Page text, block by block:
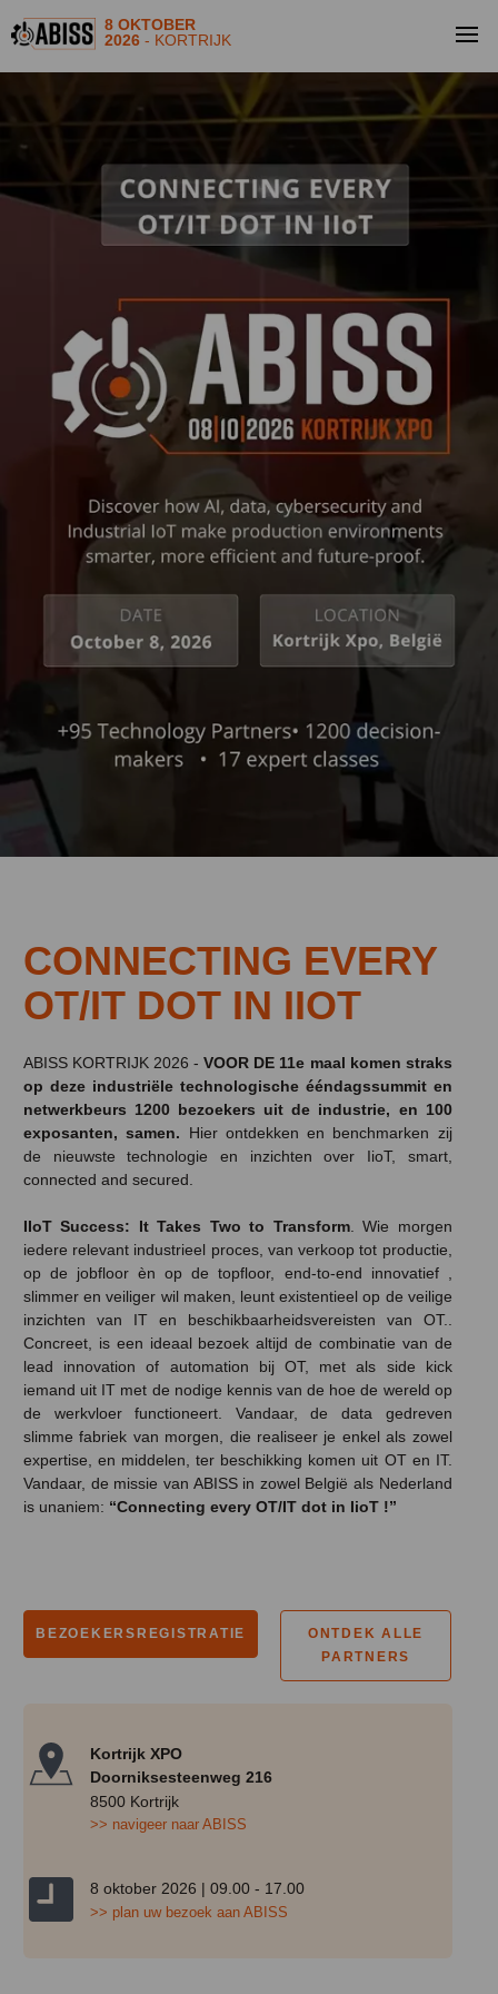
8 OKTOBER
2026- KORTRIJK
CONNECTING EVERY
OT/IT DOT IN IIOT
ABISS KORTRIJK 2026 -VOOR DE 11e maal komen straks
op deze industriële technologische ééndagssummit en
netwerkbeurs 1200 bezoekers uit de industrie, en 100
exposanten, samen. Hier ontdekken en benchmarken zij
de nieuwste technologie en inzichten over IioT, smart,
connected and secured.
IIoT Success: It Takes Two to Transform. Wie morgen
iedere relevant industrieel proces, van verkoop tot productie,
op de jobfloor èn op de topfloor, end-to-end innovatief ,
slimmer en veiliger wil maken, leunt existentieel op de veilige
inzichten van IT en beschikbaarheidsvereisten van OT..
Concreet, is een ideaal bezoek altijd de combinatie van de
lead innovation of automation bij OT, met als side kick
iemand uit IT met de nodige kennis van de hoe de wereld op
de werkvloer functioneert. Vandaar, de data gedreven
slimme fabriek van morgen, die realiseer je enkel als zowel
expertise, en middelen, ter beschikking komen uit OT en IT.
Vandaar, de missie van ABISS in zowel België als Nederland
is unaniem: “Connecting every OT/IT dot in IioT !”
BEZOEKERSREGISTRATIE
ONTDEK ALLE
PARTNERS
Kortrijk XPO
Doorniksesteenweg 216
8500 Kortrijk
>> navigeer naar ABISS
8 oktober 2026 | 09.00 - 17.00
>> plan uw bezoek aan ABISS